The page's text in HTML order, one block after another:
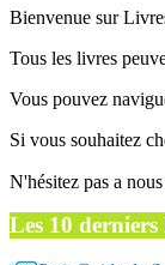
Bienvenue sur
Tous les livres
Vous pouvez
Si vous souhaitez
N'hésitez pas a
Les 10